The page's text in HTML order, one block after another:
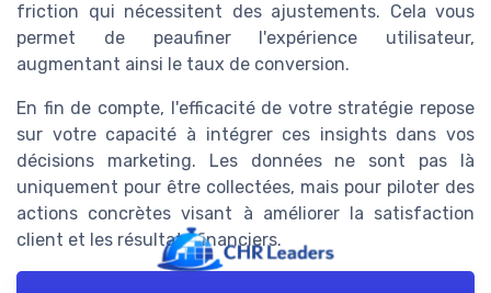
friction qui nécessitent des ajustements. Cela vous
permet de peaufiner l'expérience utilisateur,
augmentant ainsi le taux de conversion.
En fin de compte, l'efficacité de votre stratégie repose
sur votre capacité à intégrer ces insights dans vos
décisions marketing. Les données ne sont pas là
uniquement pour être collectées, mais pour piloter des
actions concrètes visant à améliorer la satisfaction
client et les résultats financiers.